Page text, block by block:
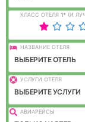
КЛАСС ОТЕЛЯ 1* (И
НАЗВАНИЕ ОТЕЛЯ
ВЫБЕРИТЕ ОТЕЛЬ
УСЛУГИ ОТЕЛЯ
ВЫБЕРИТЕ УСЛУГИ
АВИАРЕЙСЫ